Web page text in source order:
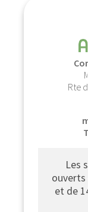
Les
ouverts
et de
Rte